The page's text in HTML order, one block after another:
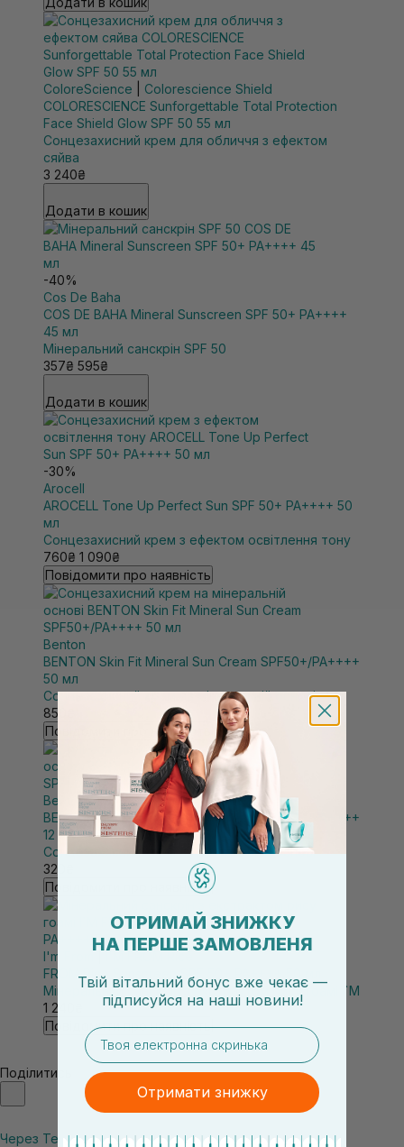
ColoreScience
Colorescience Shield
COLORESCIENCE Sunforgettable Total Protection
Face Shield Glow SPF 50 55 мл
Сонцезахисний крем для обличчя з ефектом
сяйва
3 240₴
Додати в кошик
-40%
Cos De Baha
COS DE BAHA Mineral Sunscreen SPF 50+ PA++++
45 мл
Мінеральний санскрін SPF 50
357₴ 595₴
Додати в кошик
-30%
Arocell
AROCELL Tone Up Perfect Sun SPF 50+ PA++++ 50
мл
Сонцезахисний крем з ефектом освітлення тону
760₴ 1 090₴
Повідомити про наявність
Benton
BENTON Skin Fit Mineral Sun Cream SPF50+/PA++++
50 мл
Сонцезахисний крем на мінеральній основі
850₴
Повідомити про наявність
Benton
BENTON Skin Fit Mineral Sun Cream SPF50+/PA++++
12 мл
Сонцезахисний крем на мінеральній основі
320₴
Повідомити про наявність
I'm From
FROM Rice Sunscreen SPF 50+ PA++++ 50 мл
Мінеральний санскрін з екстрактом рису гоамі I`M
1 240₴
Повідомити про наявність
Поділитись
Через Telegram
ОТРИМАЙ ЗНИЖКУ
НА ПЕРШЕ ЗАМОВЛЕНЯ
Твій вітальний бонус вже чекає —
підписуйся на наші новини!
email
Отримати знижку